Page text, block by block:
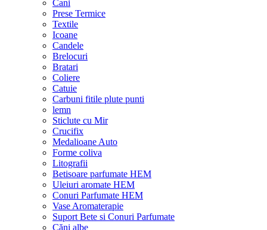
Cani
Prese Termice
Textile
Icoane
Candele
Brelocuri
Bratari
Coliere
Catuie
Carbuni fitile plute punti
lemn
Sticlute cu Mir
Crucifix
Medalioane Auto
Forme coliva
Litografii
Betisoare parfumate HEM
Uleiuri aromate HEM
Conuri Parfumate HEM
Vase Aromaterapie
Suport Bete si Conuri Parfumate
Căni albe